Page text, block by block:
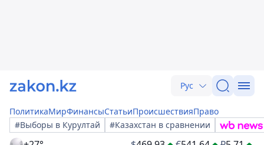
Рус
ПолитикаМирФинансыСтатьиПроисшествияПраво
#Выборы в Курултай
#Казахстан в сравнении